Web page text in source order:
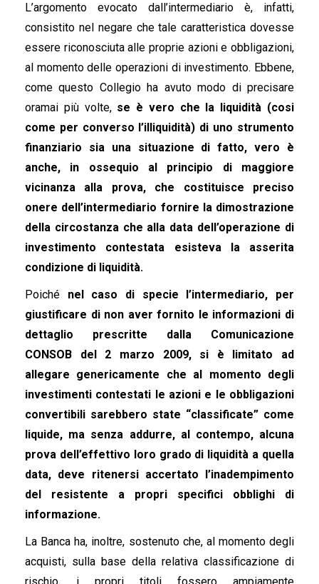
L’argomento evocato dall’intermediario è, infatti,
consistito nel negare che tale caratteristica dovesse
essere riconosciuta alle proprie azioni e obbligazioni,
al momento delle operazioni di investimento. Ebbene,
come questo Collegio ha avuto modo di precisare
oramai più volte, se è vero che la liquidità (cosi
come per converso l’illiquidità) di uno strumento
finanziario sia una situazione di fatto, vero è
anche, in ossequio al principio di maggiore
vicinanza alla prova, che costituisce preciso
onere dell’intermediario fornire la dimostrazione
della circostanza che alla data dell’operazione di
investimento contestata esisteva la asserita
condizione di liquidità.
Poiché nel caso di specie l’intermediario, per
giustificare di non aver fornito le informazioni di
dettaglio prescritte dalla Comunicazione
CONSOB del 2 marzo 2009, si è limitato ad
allegare genericamente che al momento degli
investimenti contestati le azioni e le obbligazioni
convertibili sarebbero state “classificate” come
liquide, ma senza addurre, al contempo, alcuna
prova dell’effettivo loro grado di liquidità a quella
data, deve ritenersi accertato l’inadempimento
del resistente a propri specifici obblighi di
informazione.
La Banca ha, inoltre, sostenuto che, al momento degli
acquisti, sulla base della relativa classificazione di